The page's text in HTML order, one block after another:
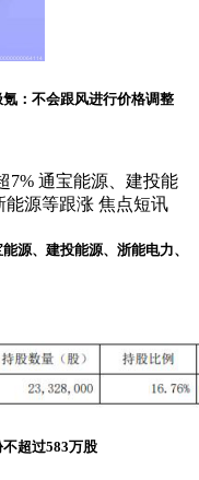
：不会跟风进行价格调整
源、建投能源、浙能电力、
超过583万股